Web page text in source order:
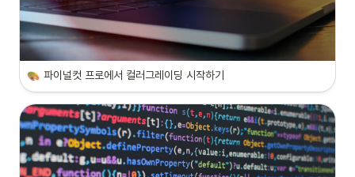
파이널컷 프로에서 컬러그레이딩 시작하기